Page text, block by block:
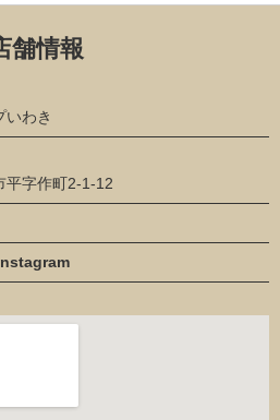
舗情報
いわき
平字作町2-1-12